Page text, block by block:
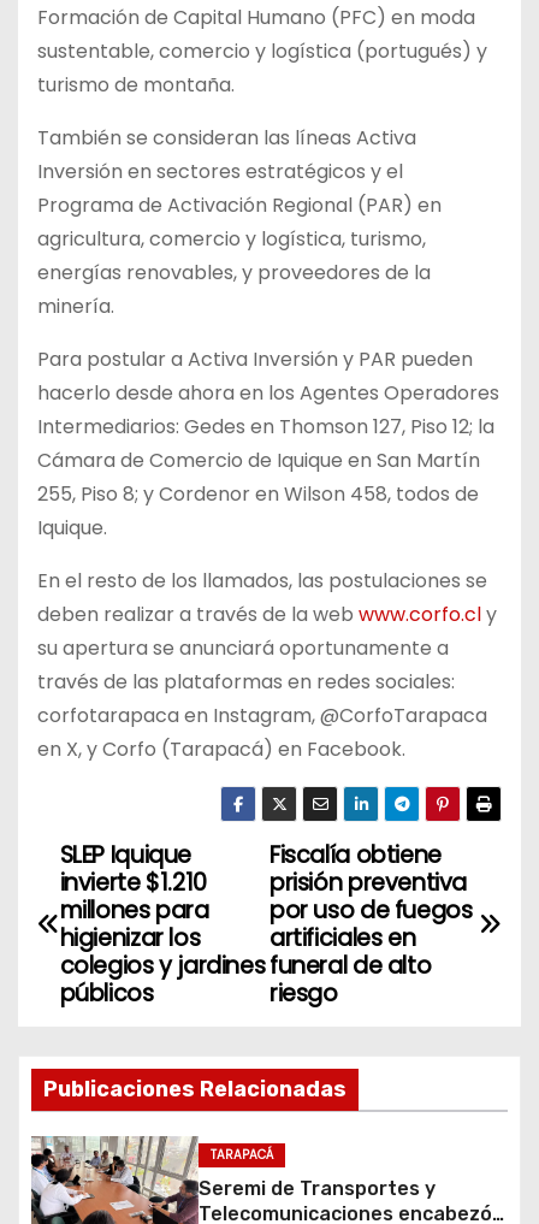
Formación de Capital Humano (PFC) en moda
sustentable, comercio y logística (portugués) y
turismo de montaña.
También se consideran las líneas Activa
Inversión en sectores estratégicos y el
Programa de Activación Regional (PAR) en
agricultura, comercio y logística, turismo,
energías renovables, y proveedores de la
minería.
Para postular a Activa Inversión y PAR pueden
hacerlo desde ahora en los Agentes Operadores
Intermediarios: Gedes en Thomson 127, Piso 12; la
Cámara de Comercio de Iquique en San Martín
255, Piso 8; y Cordenor en Wilson 458, todos de
Iquique.
En el resto de los llamados, las postulaciones se
deben realizar a través de la web www.corfo.cly
su apertura se anunciará oportunamente a
través de las plataformas en redes sociales:
corfotarapaca en Instagram, @CorfoTarapaca
en X, y Corfo (Tarapacá) en Facebook.
N
a
g
a
c
Fiscalía obtiene
prisión preventiva
por uso de fuegos
artificiales en
funeral de alto
riesgo
SLEP Iquique
invierte $1.210
millones para
higienizar los
colegios y jardines
públicos
Publicaciones Relacionadas
TARAPACÁ
Seremi de Transportes y
Telecomunicaciones encabezó